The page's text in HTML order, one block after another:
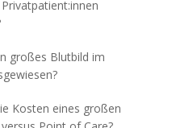
großes Blutbild im
Kosten eines großen